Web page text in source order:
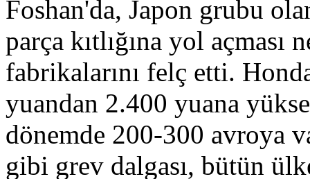
Foshan'da, Japon grubu
parça kıtlığına yol
fabrikalarını felç etti.
yuandan 2.400 yuana
dönemde 200-300 avroya
gibi grev dalgası, bütün